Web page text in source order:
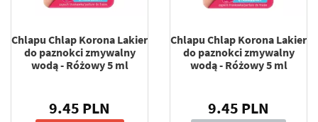
Chlapu Chlap Korona Lakier
do paznokci zmywalny
wodą - Różowy 5 ml
9.45 PLN
Chlapu Chlap Korona Lakier
do paznokci zmywalny
wodą - Różowy 5 ml
9.45 PLN